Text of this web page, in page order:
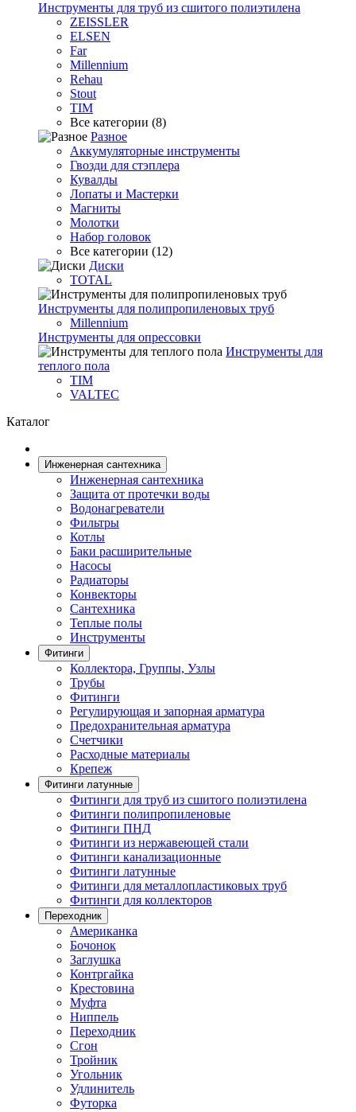
Инструменты для труб из сшитого полиэтилена
ZEISSLER
ELSEN
Far
Millennium
Rehau
Stout
TIM
Все категории (8)
Разное
Аккумуляторные инструменты
Гвозди для стэплера
Кувалды
Лопаты и Мастерки
Магниты
Молотки
Набор головок
Все категории (12)
Диски
TOTAL
Инструменты для полипропиленовых труб
Millennium
Инструменты для опрессовки
Инструменты для
теплого пола
TIM
VALTEC
Каталог
Инженерная сантехника
Инженерная сантехника
Защита от протечки воды
Водонагреватели
Фильтры
Котлы
Баки расширительные
Насосы
Радиаторы
Конвекторы
Сантехника
Теплые полы
Инструменты
Фитинги
Коллектора, Группы, Узлы
Трубы
Фитинги
Регулирующая и запорная арматура
Предохранительная арматура
Счетчики
Расходные материалы
Крепеж
Фитинги латунные
Фитинги для труб из сшитого полиэтилена
Фитинги полипропиленовые
Фитинги ПНД
Фитинги из нержавеющей стали
Фитинги канализационные
Фитинги латунные
Фитинги для металлопластиковых труб
Фитинги для коллекторов
Переходник
Американка
Бочонок
Заглушка
Контргайка
Крестовина
Муфта
Ниппель
Переходник
Сгон
Тройник
Угольник
Удлинитель
Футорка